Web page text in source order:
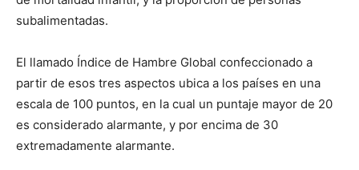
subalimentadas.
El llamado Índice de Hambre Global confeccionado a
partir de esos tres aspectos ubica a los países en una
escala de 100 puntos, en la cual un puntaje mayor de 20
es considerado alarmante, y por encima de 30
extremadamente alarmante.